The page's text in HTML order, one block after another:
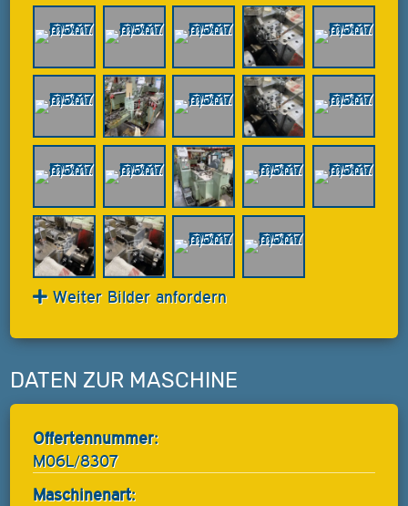
Weiter Bilder anfordern
DATEN ZUR MASCHINE
Offertennummer:
M06L/8307
Maschinenart: